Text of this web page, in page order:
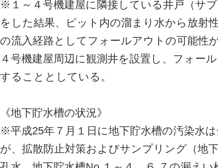
※１～４号機建屋に隣接している井戸（サ
をした結果、ピット内の溜まり水から放射
の流入経路としてフォールアウトの可能性
４号機建屋周辺に観測井を設置し、フォー
することとしている。
《地下貯水槽の状況》
※平成25年７月１日に地下貯水槽の汚染水
が、拡散防止対策およびサンプリング（地